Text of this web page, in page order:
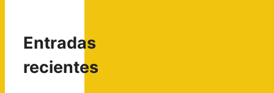
Entradas
recientes